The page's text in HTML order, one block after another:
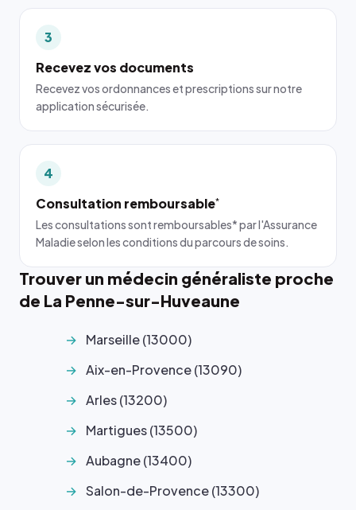
3
Recevez vos documents
Recevez vos ordonnances et prescriptions sur notre
application sécurisée.
4
Consultation remboursable*
Les consultations sont remboursables* par l'Assurance
Maladie selon les conditions du parcours de soins.
Trouver un médecin généraliste proche
de La Penne-sur-Huveaune
Marseille (13000)
Aix-en-Provence (13090)
Arles (13200)
Martigues (13500)
Aubagne (13400)
Salon-de-Provence (13300)